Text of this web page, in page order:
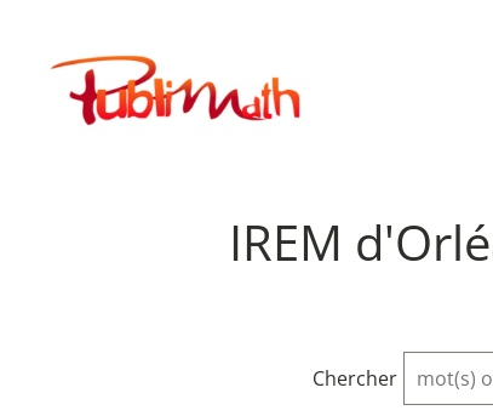
contenuPublimath
IREM
Chercher